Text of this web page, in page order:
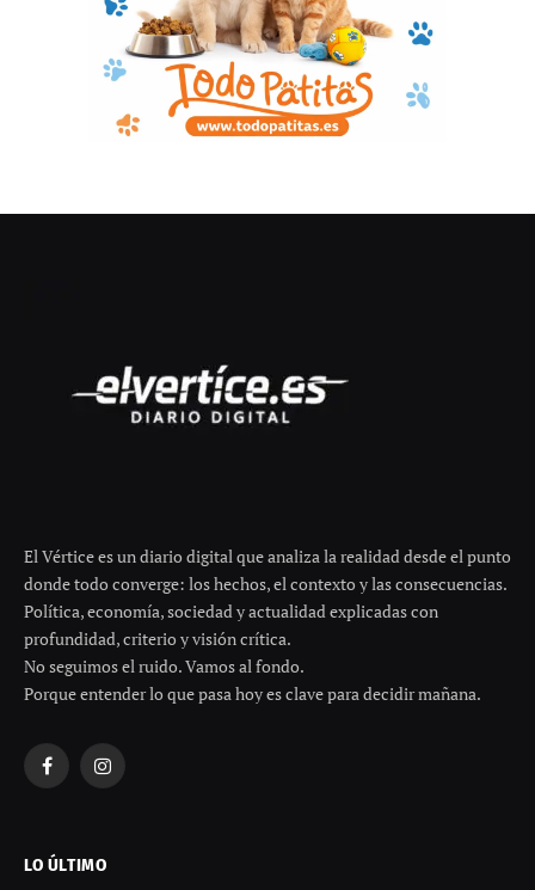
El Vértice es un diario digital que analiza la realidad desde el punto
donde todo converge: los hechos, el contexto y las consecuencias.
Política, economía, sociedad y actualidad explicadas con
profundidad, criterio y visión crítica.
No seguimos el ruido. Vamos al fondo.
Porque entender lo que pasa hoy es clave para decidir mañana.
FacebookInstagram
LO ÚLTIMO